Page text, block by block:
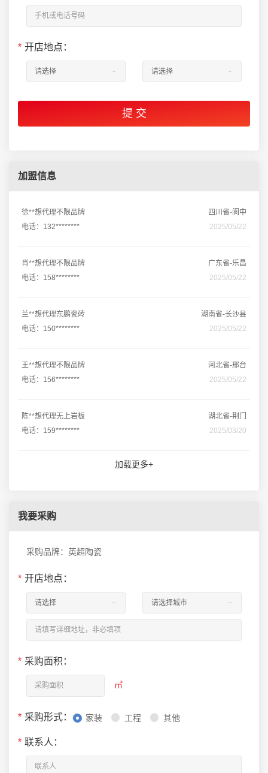
* 开店地点：
加盟信息
徐**想代理不限品牌
四川省-阆中
电话：132********
2025/05/22
肖**想代理不限品牌
广东省-乐昌
电话：158********
2025/05/22
兰**想代理东鹏瓷砖
湖南省-长沙县
电话：150********
2025/05/22
王**想代理不限品牌
河北省-邢台
电话：156********
2025/05/22
陈**想代理无上岩板
湖北省-荆门
电话：159********
2025/03/20
加载更多+
我要采购
采购品牌：英超陶瓷
* 开店地点：
* 采购面积：
㎡
* 采购形式： 家装 工程 其他
* 联系人：